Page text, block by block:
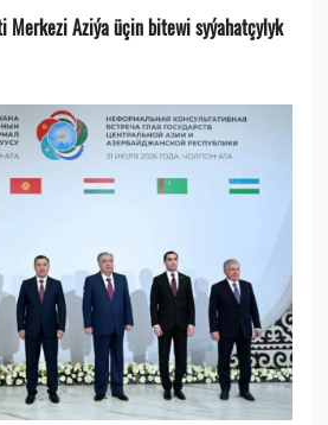
Merkezi Aziýa üçin bitewi syýahatçylyk